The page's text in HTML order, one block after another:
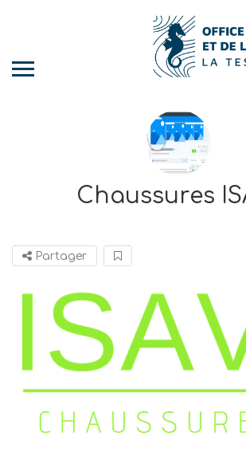
Chaussures
Partager